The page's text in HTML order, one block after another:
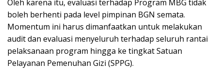
Oleh karena itu, evaluasi terhadap Program MBG tidak
boleh berhenti pada level pimpinan BGN semata.
Momentum ini harus dimanfaatkan untuk melakukan
audit dan evaluasi menyeluruh terhadap seluruh rantai
pelaksanaan program hingga ke tingkat Satuan
Pelayanan Pemenuhan Gizi (SPPG).